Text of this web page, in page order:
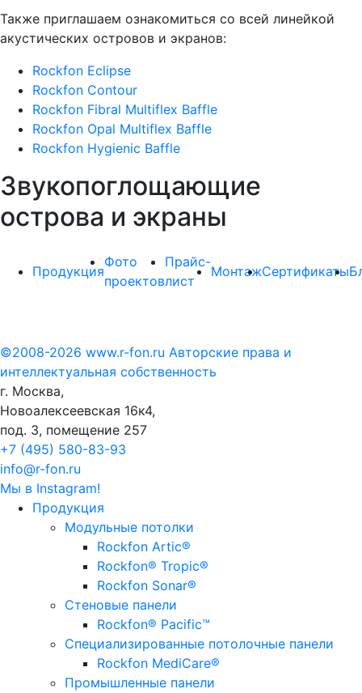
Также приглашаем ознакомиться со всей линейкой
акустических островов и экранов:
Rockfon Eclipse
Rockfon Contour
Rockfon Fibral Multiflex Baffle
Rockfon Opal Multiflex Baffle
Rockfon Hygienic Baffle
Звукопоглощающие
острова и экраны
Продукция
Фото
проектов
Прайс-
лист
МонтажСертификаты
©2008-2026 www.r-fon.ru Авторские права и
интеллектуальная собственность
г. Москва,
Новоалексеевская 16к4,
под. 3, помещение 257
+7 (495) 580-83-93
info@r-fon.ru
Мы в Instagram!
Продукция
Модульные потолки
Rockfon Artic®
Rockfon® Tropic®
Rockfon Sonar®
Стеновые панели
Rockfon® Pacific™
Специализированные потолочные панели
Rockfon MediCare®
Промышленные панели